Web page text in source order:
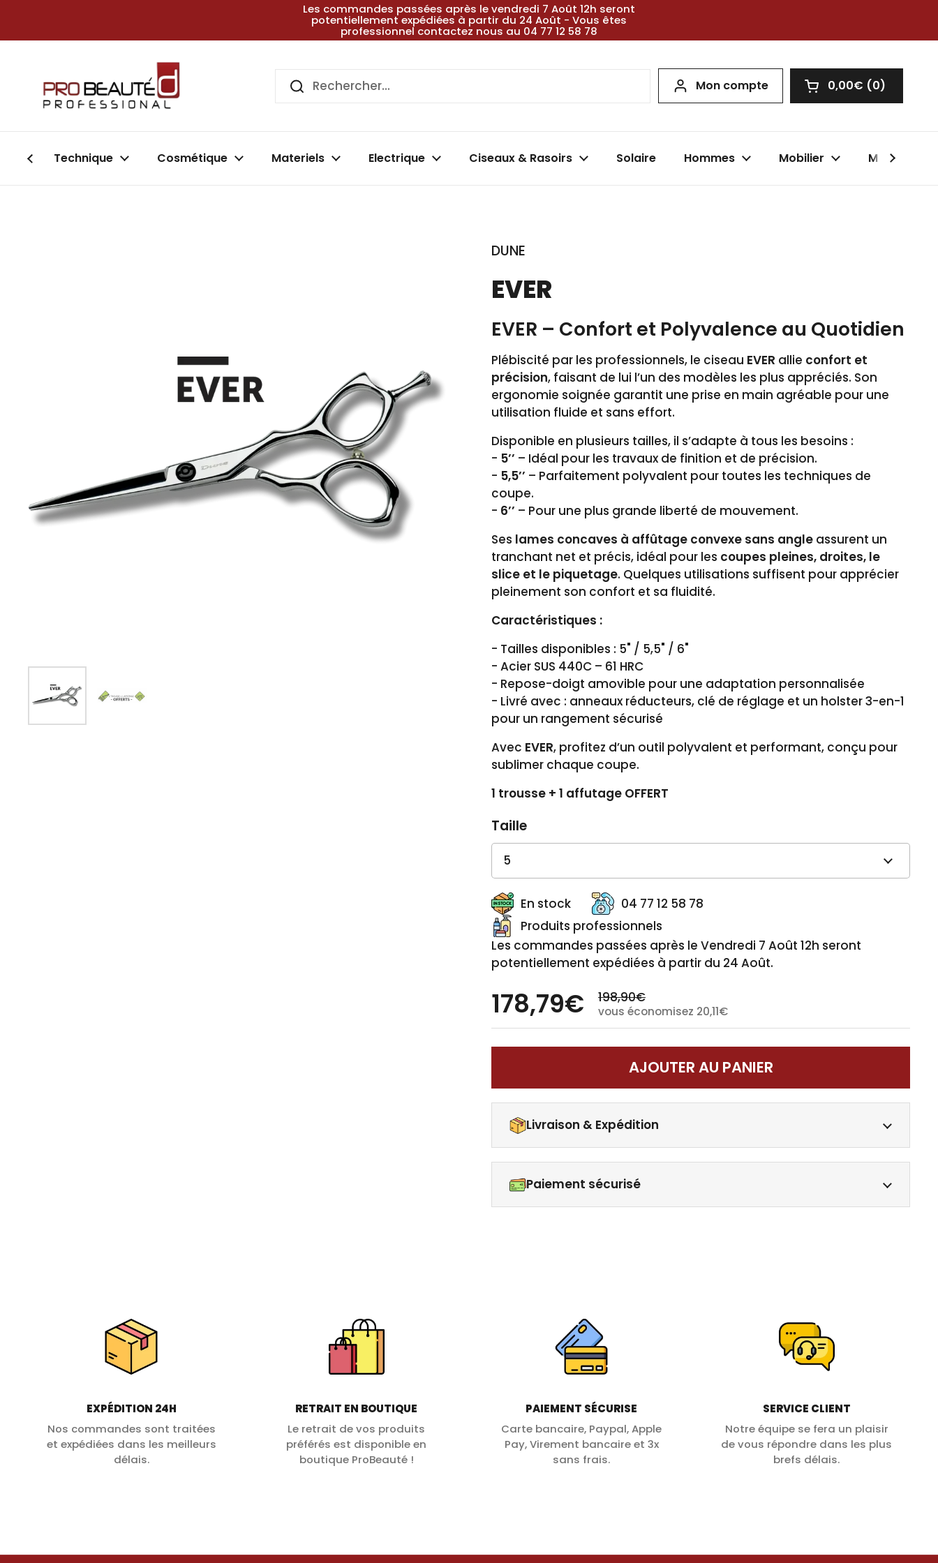
Les commandes passées après le vendredi 7 Août 12h seront
potentiellement expédiées à partir du 24 Août - Vous êtes
professionnel contactez nous au 04 77 12 58 78
Mon compte Ouvrir le panier
0,00€ 0
Technique Cosmétique Materiels Electrique Ciseaux & Rasoirs Solaire Hommes Mobilier Marques
DUNE
EVER
EVER – Confort et Polyvalence au Quotidien
Plébiscité par les professionnels, le ciseau EVER allie confort et
précision, faisant de lui l’un des modèles les plus appréciés. Son
ergonomie soignée garantit une prise en main agréable pour une
utilisation fluide et sans effort.
Disponible en plusieurs tailles, il s’adapte à tous les besoins :
- 5’’ – Idéal pour les travaux de finition et de précision.
- 5,5’’ – Parfaitement polyvalent pour toutes les techniques de
coupe.
- 6’’ – Pour une plus grande liberté de mouvement.
Ses lames concaves à affûtage convexe sans angle assurent un
tranchant net et précis, idéal pour les coupes pleines, droites, le
slice et le piquetage. Quelques utilisations suffisent pour apprécier
pleinement son confort et sa fluidité.
Caractéristiques :
- Tailles disponibles : 5" / 5,5" / 6"
- Acier SUS 440C – 61 HRC
- Repose-doigt amovible pour une adaptation personnalisée
- Livré avec : anneaux réducteurs, clé de réglage et un holster 3-en-1
pour un rangement sécurisé
Avec EVER, profitez d’un outil polyvalent et performant, conçu pour
sublimer chaque coupe.
1 trousse + 1 affutage OFFERT
Taille
En stock
04 77 12 58 78
Produits professionnels
Les commandes passées après le Vendredi 7 Août 12h seront
potentiellement expédiées à partir du 24 Août.
178,79€ 198,90€
vous économisez 20,11€
AJOUTER AU PANIER
Livraison & Expédition
Paiement sécurisé
EXPÉDITION 24H
Nos commandes sont traitées
et expédiées dans les meilleurs
délais.
RETRAIT EN BOUTIQUE
Le retrait de vos produits
préférés est disponible en
boutique ProBeauté !
PAIEMENT SÉCURISE
Carte bancaire, Paypal, Apple
Pay, Virement bancaire et 3x
sans frais.
SERVICE CLIENT
Notre équipe se fera un plaisir
de vous répondre dans les plus
brefs délais.